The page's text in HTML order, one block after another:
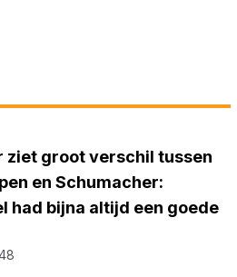
ziet groot verschil tussen
en Schumacher:
had bijna altijd een goede